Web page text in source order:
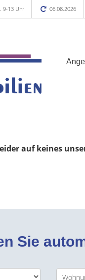
9-13 Uhr 06.08.2026
auf keines
Sie